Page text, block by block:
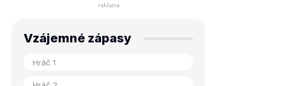
Vzájemné zápasy